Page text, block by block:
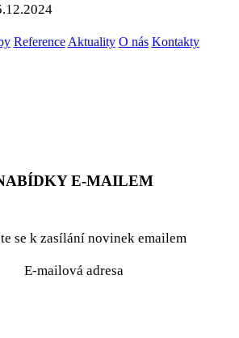
Reference Aktuality O nás Kontakty
E-MAILEM
se k zasílání novinek emailem
E-mailová adresa